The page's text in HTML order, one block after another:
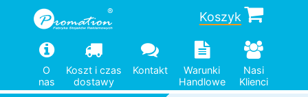
O
nas
Koszt i czas
dostawy
Kontakt
Warunki
Handlowe
Nasi
Klienci
Koszyk